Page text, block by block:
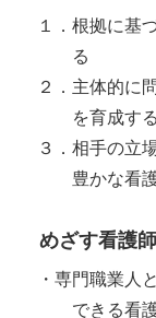
１．根拠に基
る
２．主体的に
を育成する
３．相手の立
豊かな看
めざす看護
・専門職業人
できる看